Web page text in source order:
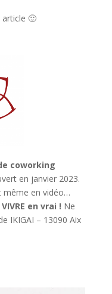
article 🙂
coworking
en janvier 2023.
même en vidéo…
en vrai ! Ne
IKIGAI – 13090 Aix